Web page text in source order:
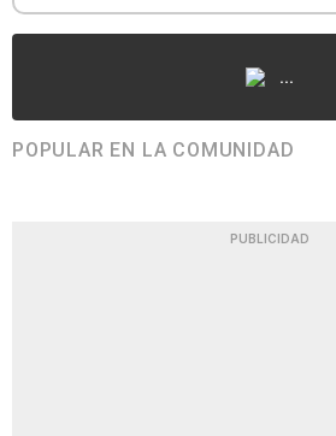
...
POPULAR EN LA COMUNIDAD
PUBLICIDAD